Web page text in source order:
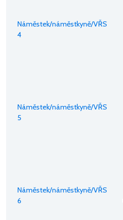
Náměstek/náměstkyně/VŘS
4
Náměstek/náměstkyně/VŘS
5
Náměstek/náměstkyně/VŘS
6